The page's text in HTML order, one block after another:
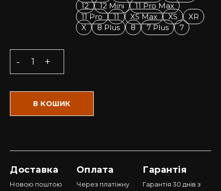
12
12 Mini
11 Pro Max
11 Pro
11 XS Max XS
XR
X
8 Plus 8 7 Plus 7
В КОШИК
Доставка
Новою поштою
Оплата
Через платіжну
Гарантія
Гарантія 30 днів з